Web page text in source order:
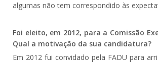
algumas não tem correspondido às
Foi eleito, em 2012, para a Comissão
Qual a motivação da sua candidatura?
Em 2012 fui convidado pela FADU para